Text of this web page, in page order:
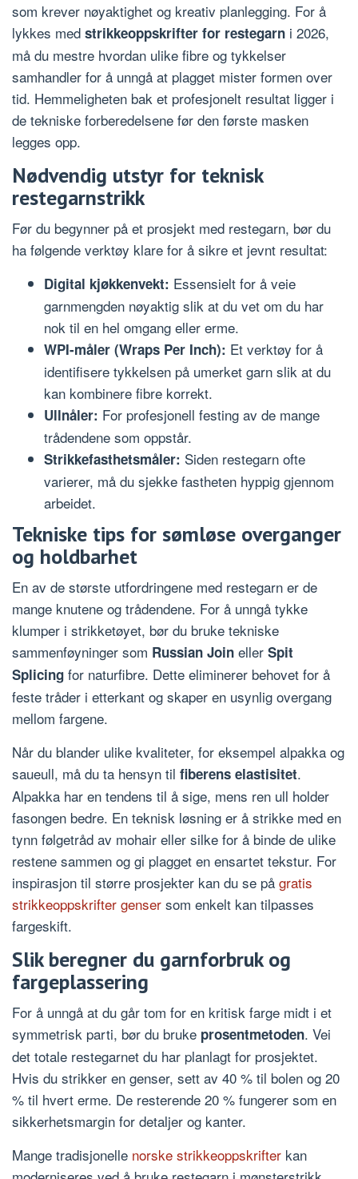
som krever nøyaktighet og kreativ planlegging. For å
lykkes med strikkeoppskrifter for restegarn i 2026,
må du mestre hvordan ulike fibre og tykkelser
samhandler for å unngå at plagget mister formen over
tid. Hemmeligheten bak et profesjonelt resultat ligger i
de tekniske forberedelsene før den første masken
legges opp.
Nødvendig utstyr for teknisk
restegarnstrikk
Før du begynner på et prosjekt med restegarn, bør du
ha følgende verktøy klare for å sikre et jevnt resultat:
Digital kjøkkenvekt: Essensielt for å veie
garnmengden nøyaktig slik at du vet om du har
nok til en hel omgang eller erme.
WPI-måler (Wraps Per Inch): Et verktøy for å
identifisere tykkelsen på umerket garn slik at du
kan kombinere fibre korrekt.
Ullnåler: For profesjonell festing av de mange
trådendene som oppstår.
Strikkefasthetsmåler: Siden restegarn ofte
varierer, må du sjekke fastheten hyppig gjennom
arbeidet.
Tekniske tips for sømløse overganger
og holdbarhet
En av de største utfordringene med restegarn er de
mange knutene og trådendene. For å unngå tykke
klumper i strikketøyet, bør du bruke tekniske
sammenføyninger som Russian Join eller Spit
Splicing for naturfibre. Dette eliminerer behovet for å
feste tråder i etterkant og skaper en usynlig overgang
mellom fargene.
Når du blander ulike kvaliteter, for eksempel alpakka og
saueull, må du ta hensyn til fiberens elastisitet.
Alpakka har en tendens til å sige, mens ren ull holder
fasongen bedre. En teknisk løsning er å strikke med en
tynn følgetråd av mohair eller silke for å binde de ulike
restene sammen og gi plagget en ensartet tekstur. For
inspirasjon til større prosjekter kan du se på gratis
strikkeoppskrifter genser som enkelt kan tilpasses
fargeskift.
Slik beregner du garnforbruk og
fargeplassering
For å unngå at du går tom for en kritisk farge midt i et
symmetrisk parti, bør du bruke prosentmetoden. Vei
det totale restegarnet du har planlagt for prosjektet.
Hvis du strikker en genser, sett av 40 % til bolen og 20
% til hvert erme. De resterende 20 % fungerer som en
sikkerhetsmargin for detaljer og kanter.
Mange tradisjonelle norske strikkeoppskrifter kan